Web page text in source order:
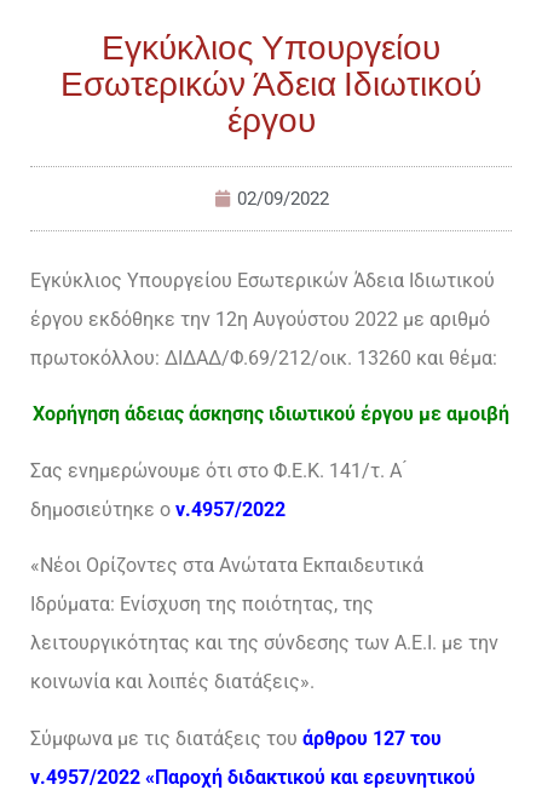
Εγκύκλιος Υπουργείου
Εσωτερικών Άδεια Ιδιωτικού
έργου
02/09/2022
Εγκύκλιος Υπουργείου Εσωτερικών Άδεια Ιδιωτικού
έργου εκδόθηκε την 12η Αυγούστου 2022 με αριθμό
πρωτοκόλλου: ΔΙΔΑΔ/Φ.69/212/οικ. 13260 και θέμα:
Χορήγηση άδειας άσκησης ιδιωτικού έργου με αμοιβή
Σας ενημερώνουμε ότι στο Φ.Ε.Κ. 141/τ. Α ́
δημοσιεύτηκε ο ν.4957/2022
«Νέοι Ορίζοντες στα Ανώτατα Εκπαιδευτικά
Ιδρύματα: Ενίσχυση της ποιότητας, της
λειτουργικότητας και της σύνδεσης των Α.Ε.Ι. με την
κοινωνία και λοιπές διατάξεις».
Σύμφωνα με τις διατάξεις του άρθρου 127 του
ν.4957/2022 «Παροχή διδακτικού και ερευνητικού